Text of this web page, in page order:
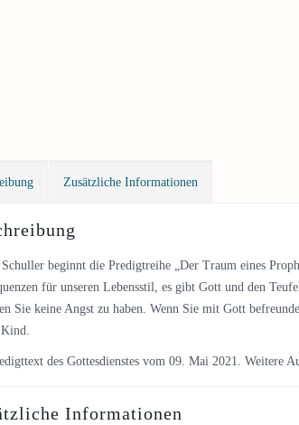
Zusätzliche Informationen
beginnt die Predigtreihe „Der Traum eines
für unseren Lebensstil, es gibt Gott und den
Sie keine Angst zu haben. Wenn Sie mit Gott
des Gottesdienstes vom 09. Mai 2021. Weitere
Informationen